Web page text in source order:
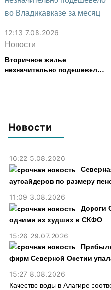
Новости
16:22 5.08.2026
аутсайдеров по размеру
11:09 3.08.2026
Дороги
одними из худших в СКФО
15:26 29.07.2026
фирм Северной Осетии
15:27 8.08.2026
Качество воды в Алагире
12:13 7.08.2026
Новости
Вторичное жилье
незначительно подешевело